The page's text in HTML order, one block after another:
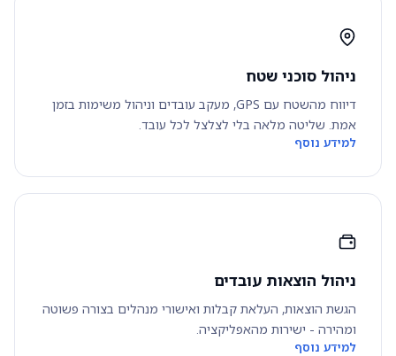
ניהול סוכני שטח
דיווח מהשטח עם GPS, מעקב עובדים וניהול משימות בזמן
אמת. שליטה מלאה בלי לצלצל לכל עובד.
למידע נוסף
ניהול הוצאות עובדים
הגשת הוצאות, העלאת קבלות ואישורי מנהלים בצורה פשוטה
ומהירה - ישירות מהאפליקציה.
למידע נוסף